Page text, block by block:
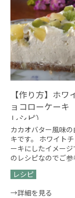
【作り方】ホワ
ョコローケーキ
レシピ）
カカオバター風味の
キです。 ホワイト
ーキにしたイメージ
のレシピなのでご参
レシピ
→詳細を見る